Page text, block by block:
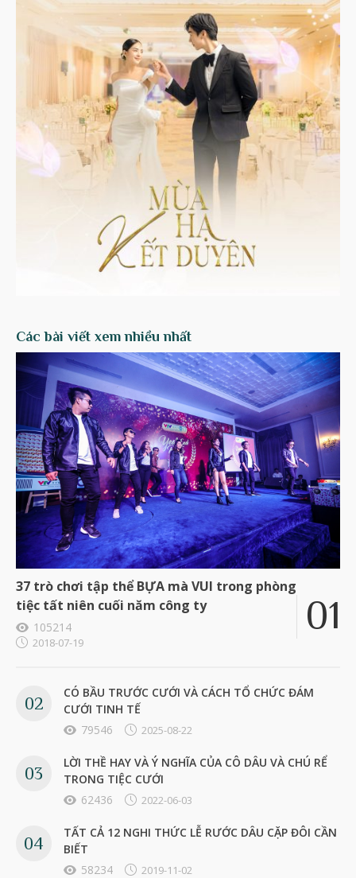
Các bài viết xem nhiều nhất
37 trò chơi tập thể BỰA mà VUI trong phòng
tiệc tất niên cuối năm công ty
105214
2018-07-19
CÓ BẦU TRƯỚC CƯỚI VÀ CÁCH TỔ CHỨC ĐÁM
CƯỚI TINH TẾ
79546
2025-08-22
LỜI THỀ HAY VÀ Ý NGHĨA CỦA CÔ DÂU VÀ CHÚ RỂ
TRONG TIỆC CƯỚI
62436
2022-06-03
TẤT CẢ 12 NGHI THỨC LỄ RƯỚC DÂU CẶP ĐÔI CẦN
BIẾT
58234
2019-11-02